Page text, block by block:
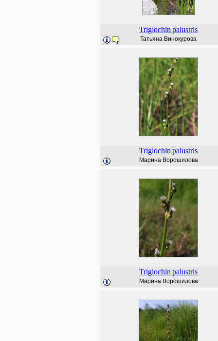
Triglochin palustris
Татьяна Винокурова
Triglochin palustris
Марина Ворошилова
Triglochin palustris
Марина Ворошилова